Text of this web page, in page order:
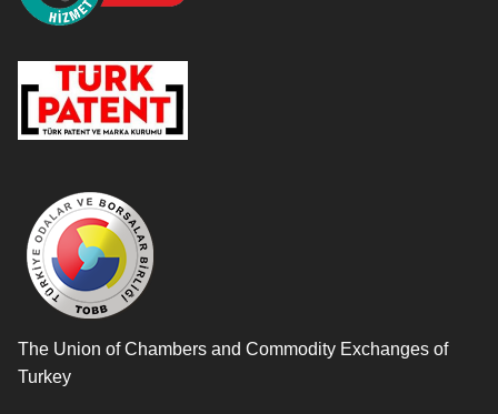
The Union of Chambers and Commodity Exchanges of
Turkey